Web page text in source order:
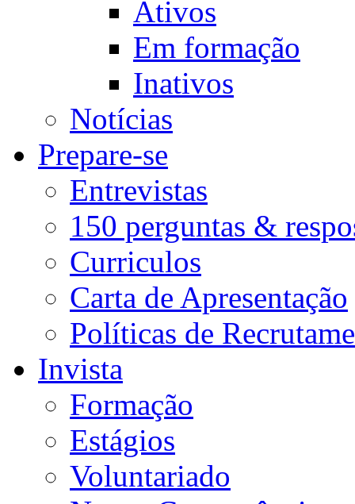
Ativos
Em formação
Inativos
Notícias
Prepare-se
Entrevistas
150 perguntas &
Curriculos
Carta de Apresentação
Políticas de
Invista
Formação
Estágios
Voluntariado